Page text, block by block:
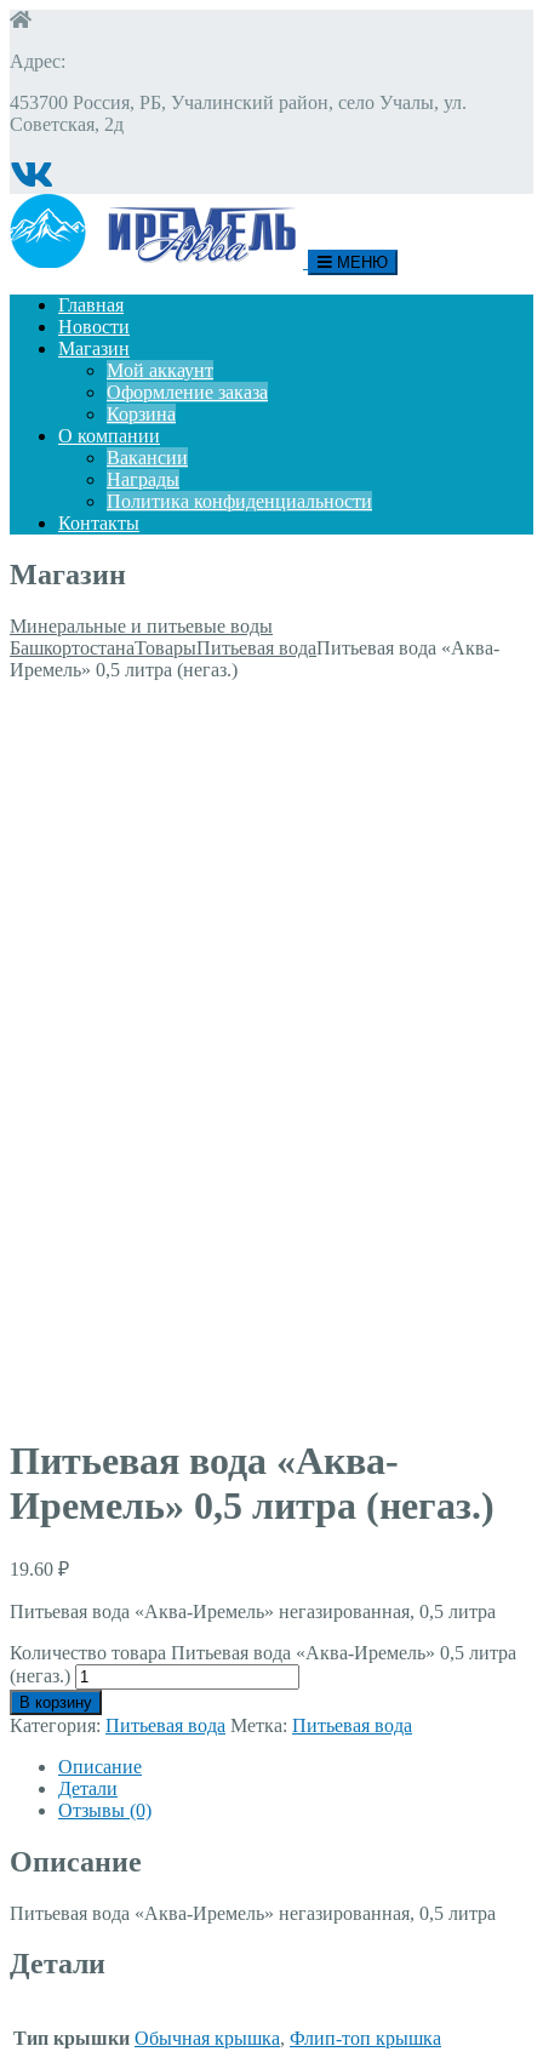
Адрес:
453700 Россия, РБ, Учалинский район, село Учалы, ул.
Советская, 2д
МЕНЮ
Главная
Новости
Магазин
Мой аккаунт
Оформление заказа
Корзина
О компании
Вакансии
Награды
Политика конфиденциальности
Контакты
Магазин
Минеральные и питьевые воды
БашкортостанаТоварыПитьевая водаПитьевая вода «Аква-
Иремель» 0,5 литра (негаз.)
Питьевая вода «Аква-
Иремель» 0,5 литра (негаз.)
19.60 ₽
Питьевая вода «Аква-Иремель» негазированная, 0,5 литра
Количество товара Питьевая вода «Аква-Иремель» 0,5 литра
(негаз.)
В корзину
Категория: Питьевая вода Метка: Питьевая вода
Описание
Детали
Отзывы (0)
Описание
Питьевая вода «Аква-Иремель» негазированная, 0,5 литра
Детали
Тип крышки Обычная крышка, Флип-топ крышка